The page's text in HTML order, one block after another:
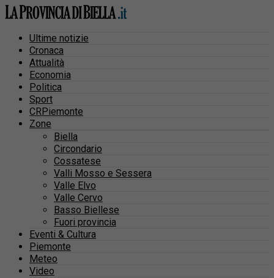
Ultime notizie
Cronaca
Attualità
Economia
Politica
Sport
CRPiemonte
Zone
Biella
Circondario
Cossatese
Valli Mosso e Sessera
Valle Elvo
Valle Cervo
Basso Biellese
Fuori provincia
Eventi & Cultura
Piemonte
Meteo
Video